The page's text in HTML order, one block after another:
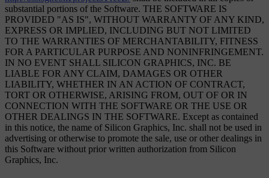
substantial portions of the Software. THE SOFTWARE IS
PROVIDED "AS IS", WITHOUT WARRANTY OF ANY KIND,
EXPRESS OR IMPLIED, INCLUDING BUT NOT LIMITED
TO THE WARRANTIES OF MERCHANTABILITY, FITNESS
FOR A PARTICULAR PURPOSE AND NONINFRINGEMENT.
IN NO EVENT SHALL SILICON GRAPHICS, INC. BE
LIABLE FOR ANY CLAIM, DAMAGES OR OTHER
LIABILITY, WHETHER IN AN ACTION OF CONTRACT,
TORT OR OTHERWISE, ARISING FROM, OUT OF OR IN
CONNECTION WITH THE SOFTWARE OR THE USE OR
OTHER DEALINGS IN THE SOFTWARE. Except as contained
in this notice, the name of Silicon Graphics, Inc. shall not be used in
advertising or otherwise to promote the sale, use or other dealings in
this Software without prior written authorization from Silicon
Graphics, Inc.